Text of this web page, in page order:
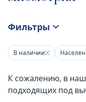
Фильтры
В наличии
К сожалению, в
подходящих под